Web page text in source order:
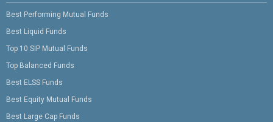
Best Performing Mutual Funds
Best Liquid Funds
Top 10 SIP Mutual Funds
Top Balanced Funds
Best ELSS Funds
Best Equity Mutual Funds
Best Large Cap Funds